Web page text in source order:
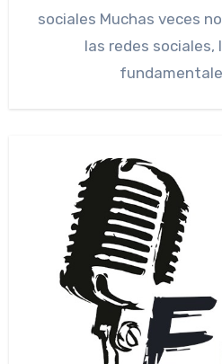
sociales Muchas veces
las redes sociales,